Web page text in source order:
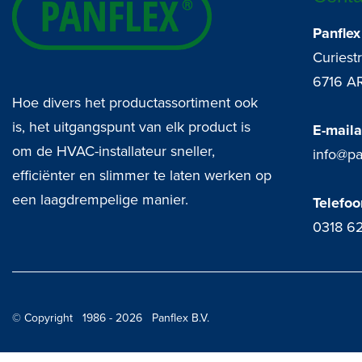
Hoe divers het productassortiment ook
is, het uitgangspunt van elk product is
om de HVAC-installateur sneller,
efficiënter en slimmer te laten werken op
een laagdrempelige manier.
6716
E-
0318
© Copyright 1986 - 2026 Panflex B.V.